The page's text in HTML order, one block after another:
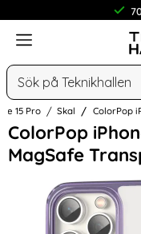
Meny
Sök
15 Pro Skal ColorPop
ColorPop
MagSafe
Hoppa
över
Bilder